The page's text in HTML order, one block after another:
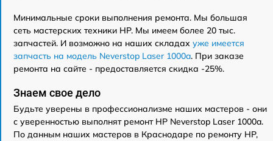
Минимальные сроки выполнения ремонта. Мы большая
сеть мастерских техники HP. Мы имеем более 20 тыс.
запчастей. И возможно на наших складах уже имеется
запчасть на модель Neverstop Laser 1000a. При заказе
ремонта на сайте - предоставляется скидка -25%.
Знаем свое дело
Будьте уверены в профессионализме наших мастеров - они
с уверенностью выполнят ремонт HP Neverstop Laser 1000a.
По данным наших мастеров в Краснодаре по ремонту HP,